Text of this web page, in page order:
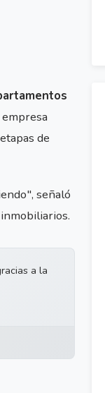
de
señaló
a la